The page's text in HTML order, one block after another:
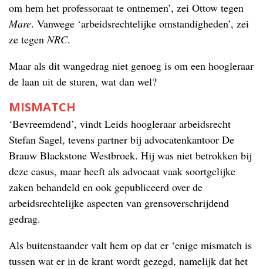
om hem het professoraat te ontnemen’, zei Ottow tegen
Mare. Vanwege ‘arbeidsrechtelijke omstandigheden’, zei
ze tegenNRC.
Maar als dit wangedrag niet genoeg is om een hoogleraar
de laan uit de sturen, wat dan wel?
MISMATCH
‘Bevreemdend’, vindt Leids hoogleraar arbeidsrecht
Stefan Sagel, tevens partner bij advocatenkantoor De
Brauw Blackstone Westbroek. Hij was niet betrokken bij
deze casus, maar heeft als advocaat vaak soortgelijke
zaken behandeld en ook gepubliceerd over de
arbeidsrechtelijke aspecten van grensoverschrijdend
gedrag.
Als buitenstaander valt hem op dat er ‘enige mismatch is
tussen wat er in de krant wordt gezegd, namelijk dat het